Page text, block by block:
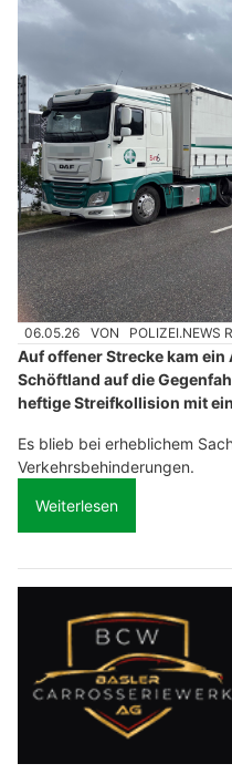
06.05.26 VON POLIZEI.NEWS
Auf offener Strecke kam
Schöftland auf die
heftige Streifkollision mit
Es blieb bei erheblichem
Verkehrsbehinderungen.
Weiterlesen